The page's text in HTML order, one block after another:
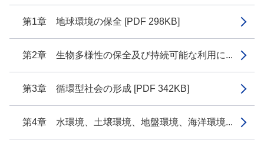
第1章 地球環境の保全 [PDF 298KB]
第2章 生物多様性の保全及び持続可能な利用に...
第3章 循環型社会の形成 [PDF 342KB]
第4章 水環境、土壌環境、地盤環境、海洋環境...